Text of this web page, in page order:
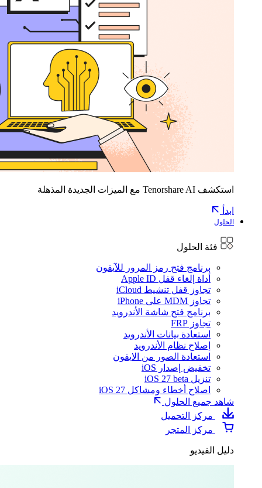
استكشف Tenorshare AI مع الميزات الجديدة المذهلة
ابدأ
الحلول
فئة الحلول
برنامج فتح رمز المرور للآيفون
أداة إلغاء قفل Apple ID
تجاوز قفل تنشيط iCloud
تجاوز MDM على iPhone
برنامج فتح شاشة الأندرويد
تجاوز FRP
استعادة بيانات الأندرويد
إصلاح نظام الأندرويد
استعادة الصور من الايفون
تخفيض إصدار iOS
تنزيل iOS 27 beta
اصلاح أخطاء ومشاكل iOS 27
شاهد جميع الحلول
مركز التحميل
مركز المتجر
دليل الفيديو